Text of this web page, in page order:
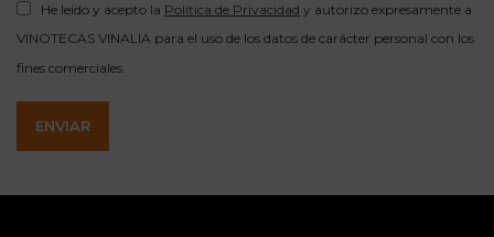
He leído y acepto la Política de Privacidad y autorizo expresamente a
VINOTECAS VINALIA para el uso de los datos de carácter personal con los
fines comerciales.
ENVIAR